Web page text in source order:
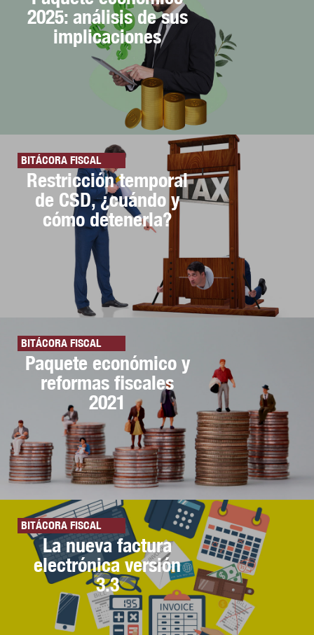
2025: análisis de sus
implicaciones
BITÁCORA FISCAL
Restricción temporal
de CSD, ¿cuándo y
cómo detenerla?
BITÁCORA FISCAL
Paquete económico y
reformas fiscales
2021
BITÁCORA FISCAL
La nueva factura
electrónica versión
3.3